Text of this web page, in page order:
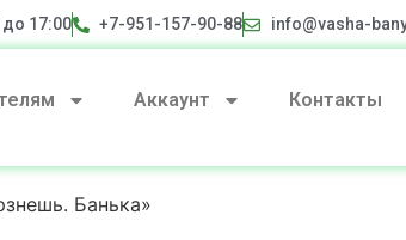
17:00 +7-951-157-90-88 info@vasha-
Аккаунт Контакты
Банька»